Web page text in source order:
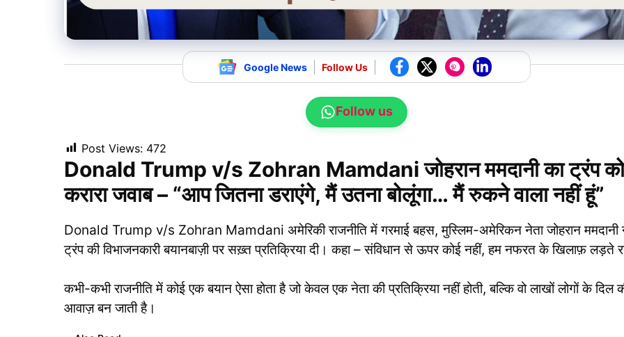
Google News Follow Us
Follow us
Post Views: 472
Donald Trump v/s Zohran Mamdani जोहरान ममदानी का ट्रंप को
करारा जवाब – “आप जितना डराएंगे, मैं उतना बोलूंगा… मैं रुकने वाला नहीं हूं”
Donald Trump v/s Zohran Mamdani अमेरिकी राजनीति में गरमाई बहस, मुस्लिम-अमेरिकन नेता जोहरान ममदानी
ट्रंप की विभाजनकारी बयानबाज़ी पर सख़्त प्रतिक्रिया दी। कहा – संविधान से ऊपर कोई नहीं, हम नफरत के खिलाफ़ लड़ते
कभी-कभी राजनीति में कोई एक बयान ऐसा होता है जो केवल एक नेता की प्रतिक्रिया नहीं होती, बल्कि वो लाखों लोगों के दिल
आवाज़ बन जाती है।